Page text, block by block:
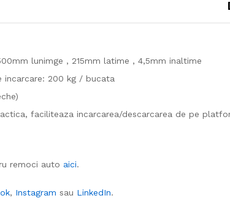
lunimge , 215mm latime , 4,5mm inaltime
incarcare: 200 kg / bucata
faciliteaza incarcarea/descarcarea de pe
remoci auto aici.
, Instagram sau LinkedIn.